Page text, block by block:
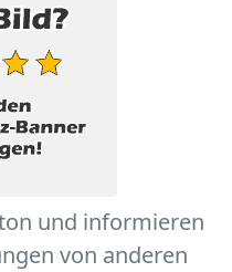
und informieren
von anderen